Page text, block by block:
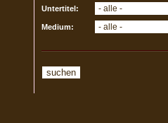
Untertitel:
Medium: